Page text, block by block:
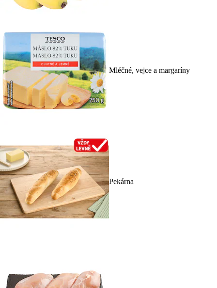
Mléčné, vejce a margaríny
Pekárna